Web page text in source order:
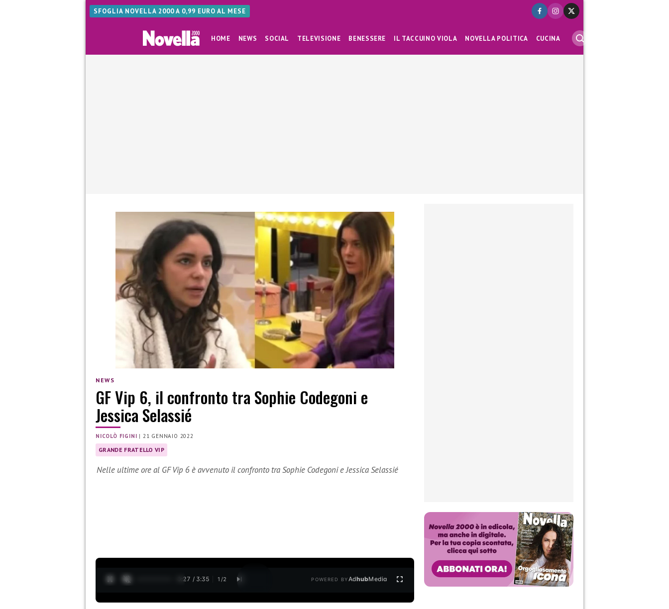
SFOGLIA NOVELLA 2000 A 0,99 EURO AL MESE
HOME NEWS SOCIAL TELEVISIONE BENESSERE IL TACCUINO VIOLA NOVELLA POLITICA CUCINA
NEWS
GF Vip 6, il confronto tra Sophie Codegoni e
Jessica Selassié
NICOLÒ FIGINI | 21 GENNAIO 2022
GRANDE FRATELLO VIP
Nelle ultime ore al GF Vip 6 è avvenuto il confronto tra Sophie Codegoni e Jessica Selassié
0:28 / 3:35 1 /2 POWERED BYAdhubMedia